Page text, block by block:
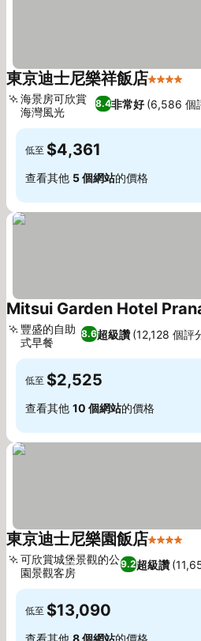
東京迪士尼樂祥飯店4 星級
8.4非常好 (6,586 個
海景房可欣賞
海灣風光
低至 $4,361
查看其他 5 個網站的價格
Mitsui Garden Hotel
8.6超級讚 (12,128 個評
豐盛的自助
式早餐
低至 $2,525
查看其他 10 個網站的價格
東京迪士尼樂園飯店4 星級
9.2超級讚
可欣賞城堡景觀的公
園景觀客房
低至 $13,090
查看其他 8 個網站的價格